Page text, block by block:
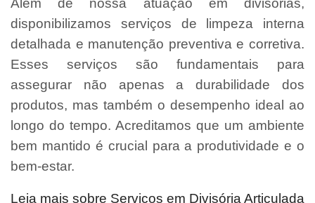
disponibilizamos serviços de limpeza interna
detalhada e manutenção preventiva e corretiva.
Esses serviços são fundamentais para
assegurar não apenas a durabilidade dos
produtos, mas também o desempenho ideal ao
longo do tempo. Acreditamos que um ambiente
bem mantido é crucial para a produtividade e o
bem-estar.
Leia mais sobre Serviços em Divisória Articulada